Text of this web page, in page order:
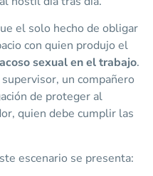
el solo hecho de obligar
con quien produjo el
acoso sexual en el trabajo.
un compañero
de proteger al
quien debe cumplir las
escenario se presenta: